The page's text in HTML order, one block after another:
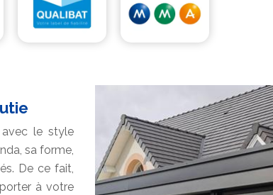
avec le style
sa forme,
De ce fait,
à votre